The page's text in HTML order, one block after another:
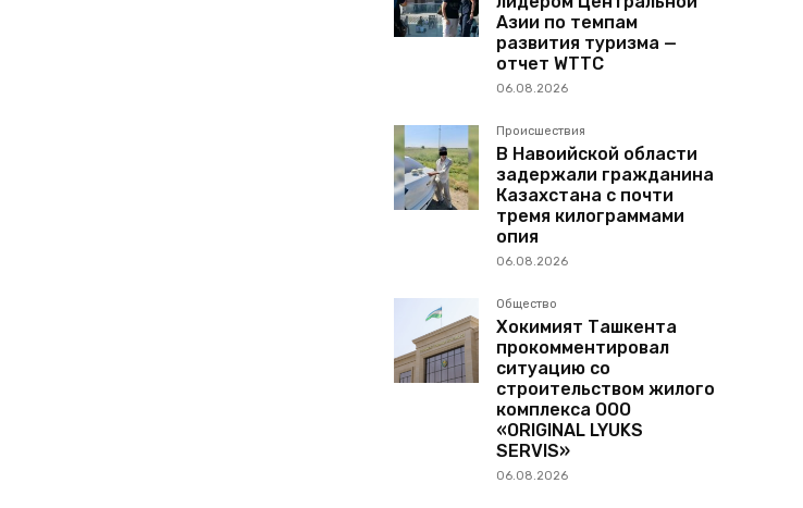
Азии по темпам
развития туризма —
отчет WTTC
06.08.2026
Происшествия
В Навоийской области
задержали гражданина
Казахстана с почти
тремя килограммами
опия
06.08.2026
Общество
Хокимият Ташкента
прокомментировал
ситуацию со
строительством жилого
комплекса ООО
«ORIGINAL LYUKS
SERVIS»
06.08.2026